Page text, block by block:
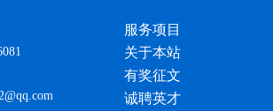
服务项目
关于本站
有奖征文
诚聘英才